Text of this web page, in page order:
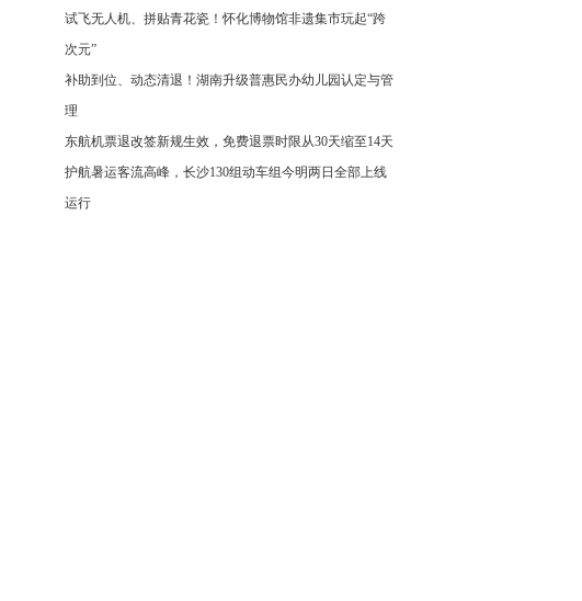
试飞无人机、拼贴青花瓷！怀化博物馆非遗集市玩起“跨
次元”
补助到位、动态清退！湖南升级普惠民办幼儿园认定与管
理
东航机票退改签新规生效，免费退票时限从30天缩至14天
护航暑运客流高峰，长沙130组动车组今明两日全部上线
运行